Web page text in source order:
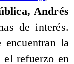
Andrés
de interés.
encuentran la
el refuerzo en